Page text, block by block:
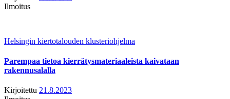
Ilmoitus
Helsingin kiertotalouden klusteriohjelma
Parempaa tietoa kierrätysmateriaaleista kaivataan
rakennusalalla
Kirjoitettu 21.8.2023